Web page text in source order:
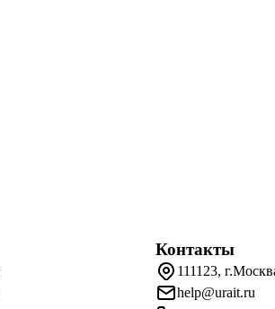
Контакты
111123,
help@urait.ru